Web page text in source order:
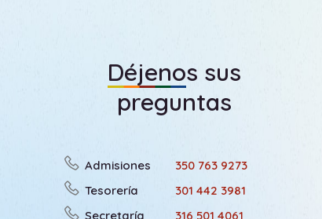
Déjenos sus
preguntas
Admisiones
350 763 9273
Tesorería
301 442 3981
Secretaría
316 501 4061